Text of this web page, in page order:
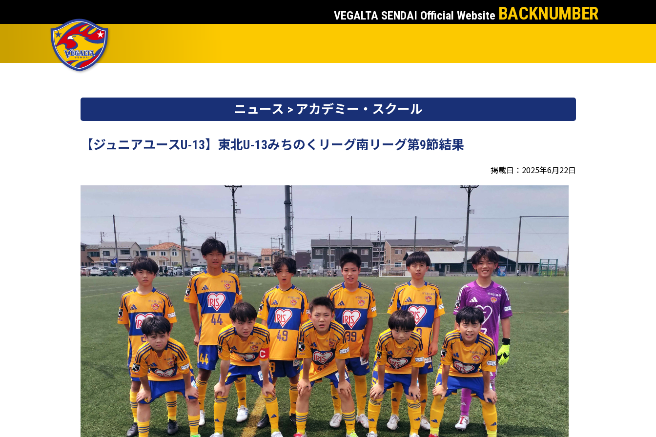
VEGALTA SENDAI Official Website BACKNUMBER
ニュース > アカデミー・スクール
【ジュニアユースU-13】東北U-13みちのくリーグ南リーグ第9節結果
掲載日：2025年6月22日